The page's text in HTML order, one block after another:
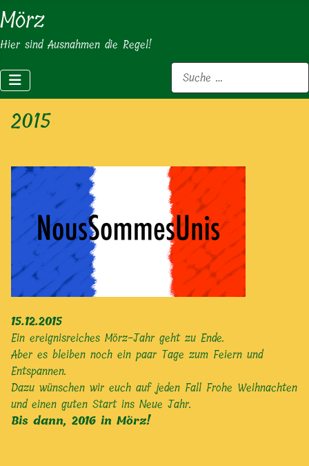
Mörz
Hier sind Ausnahmen die Regel!
Suchen
2015
15.12.2015
Ein ereignisreiches Mörz-Jahr geht zu Ende.
Aber es bleiben noch ein paar Tage zum Feiern und
Entspannen.
Dazu wünschen wir euch auf jeden Fall Frohe Weihnachten
und einen guten Start ins Neue Jahr.
Bis dann, 2016 in Mörz!